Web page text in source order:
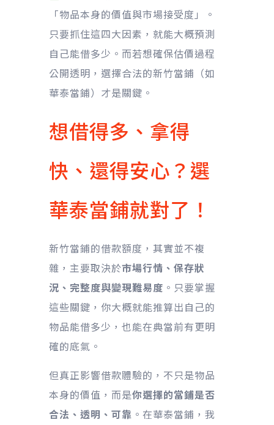
「物品本身的價值與市場接受度」。
只要抓住這四大因素，就能大概預測
自己能借多少。而若想確保估價過程
公開透明，選擇合法的新竹當鋪（如
華泰當鋪）才是關鍵。
想借得多、拿得
快、還得安心？選
華泰當鋪就對了！
新竹當鋪的借款額度，其實並不複
雜，主要取決於市場行情、保存狀
況、完整度與變現難易度 。只要掌握
這些關鍵，你大概就能推算出自己的
物品能借多少，也能在典當前有更明
確的底氣。
但真正影響借款體驗的，不只是物品
本身的價值，而是你選擇的當鋪是否
合法、透明、可靠 。在華泰當鋪，我